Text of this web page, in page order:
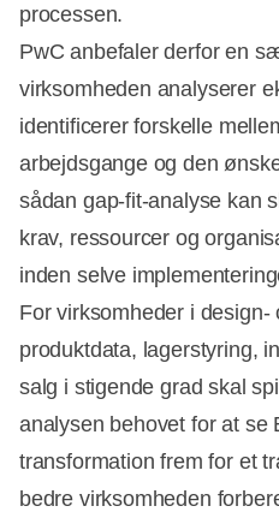
processen.
PwC anbefaler derfor en
virksomheden analyserer
identificerer forskelle
arbejdsgange og den
sådan gap-fit-analyse kan
krav, ressourcer og
inden selve
For virksomheder i
produktdata, lagerstyring,
salg i stigende grad skal
analysen behovet for at se
transformation frem for et
bedre virksomheden